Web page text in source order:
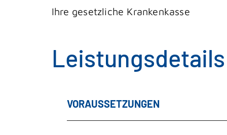
Ihre gesetzliche Krankenkasse
Leistungsdetails
VORAUSSETZUNGEN